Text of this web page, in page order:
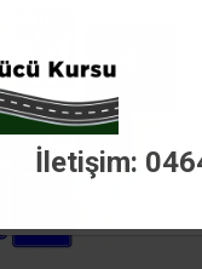
İletişim: